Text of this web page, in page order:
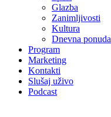
Glazba
Zanimljivosti
Kultura
Dnevna
Program
Marketing
Kontakti
Slušaj uživo
Podcast